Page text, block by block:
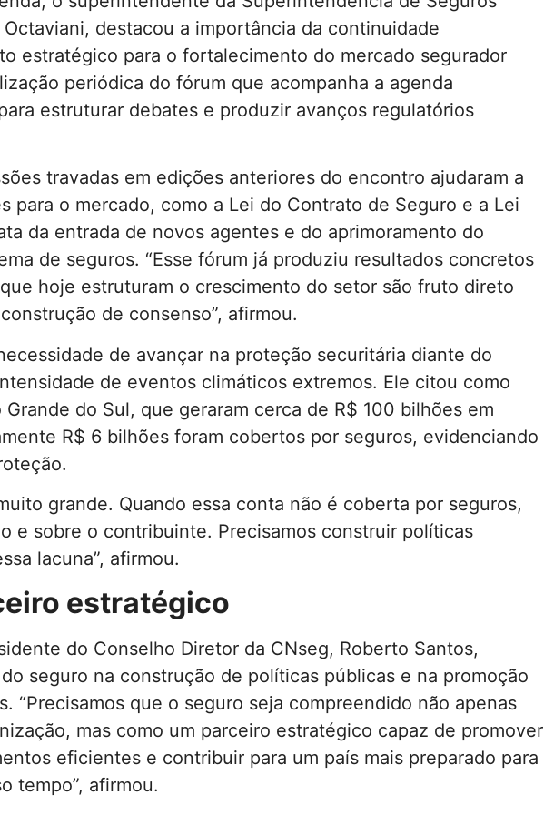
destacou a importância da continuidade
estratégico para o fortalecimento do mercado segurador
periódica do fórum que acompanha a agenda
estruturar debates e produzir avanços regulatórios
travadas em edições anteriores do encontro ajudaram a
para o mercado, como a Lei do Contrato de Seguro e a Lei
da entrada de novos agentes e do aprimoramento do
de seguros. “Esse fórum já produziu resultados concretos
hoje estruturam o crescimento do setor são fruto direto
de consenso”, afirmou.
de avançar na proteção securitária diante do
de eventos climáticos extremos. Ele citou como
do Sul, que geraram cerca de R$ 100 bilhões em
R$ 6 bilhões foram cobertos por seguros, evidenciando
grande. Quando essa conta não é coberta por seguros,
e sobre o contribuinte. Precisamos construir políticas
lacuna”, afirmou.
estratégico
do Conselho Diretor da CNseg, Roberto Santos,
seguro na construção de políticas públicas e na promoção
“Precisamos que o seguro seja compreendido não apenas
mas como um parceiro estratégico capaz de promover
eficientes e contribuir para um país mais preparado para
tempo”, afirmou.